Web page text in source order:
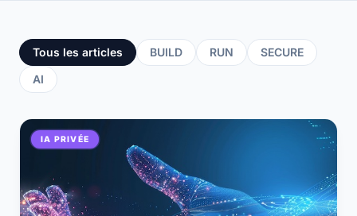
Tous les articles BUILD RUN
SECURE
AI
IA PRIVÉE